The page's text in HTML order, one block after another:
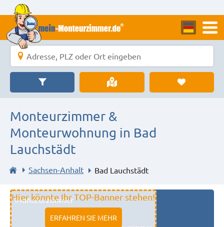
Monteurzimmer &
Monteurwohnung in Bad
Lauchstädt
Sachsen-Anhalt Bad Lauchstädt
Hier könnte Ihr TOP-Banner stehen!
ERFAHREN SIE MEHR
Monteurzimmer
11333 fulda